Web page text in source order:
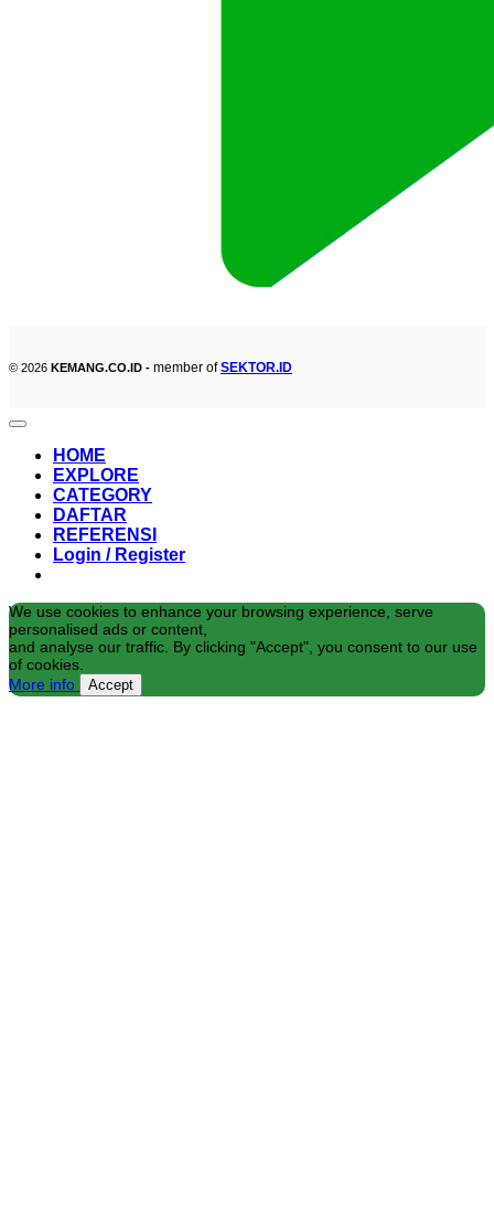
© 2026 KEMANG.CO.ID - member ofSEKTOR.ID
HOME
EXPLORE
CATEGORY
DAFTAR
REFERENSI
Login / Register
We use cookies to enhance your browsing experience, serve
personalised ads or content,
and analyse our traffic. By clicking "Accept", you consent to our use
of cookies.
More info
Accept